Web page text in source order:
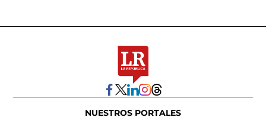
NUESTROS PORTALES